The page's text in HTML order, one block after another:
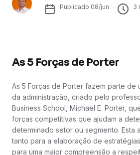
Publicado 08/jun 3
As 5 Forças de Porter
As 5 Forças de Porter fazem parte de
da administração, criado pelo
Business School, Michael E. Porter,
forças competitivas que ajudam a
determinado setor ou segmento. Esta
tanto para a elaboração de
para uma maior compreensão a